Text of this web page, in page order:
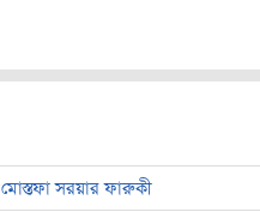
মোস্তফা সরয়ার ফারুকী